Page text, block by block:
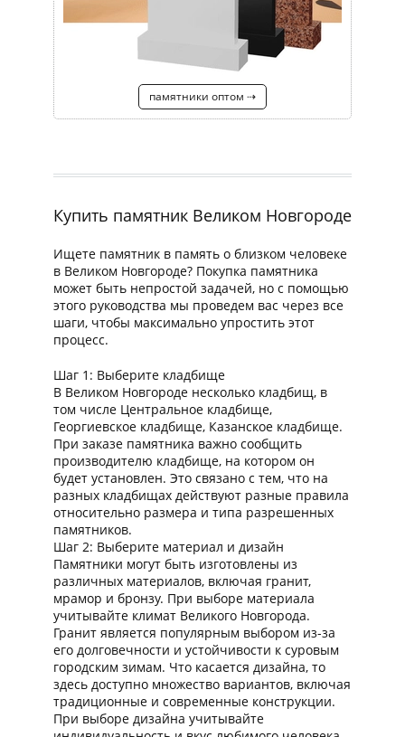
памятники оптом ⇢
Купить памятник Великом Новгороде
Ищете памятник в память о близком человеке
в Великом Новгороде? Покупка памятника
может быть непростой задачей, но с помощью
этого руководства мы проведем вас через все
шаги, чтобы максимально упростить этот
процесс.
Шаг 1: Выберите кладбище
В Великом Новгороде несколько кладбищ, в
том числе Центральное кладбище,
Георгиевское кладбище, Казанское кладбище.
При заказе памятника важно сообщить
производителю кладбище, на котором он
будет установлен. Это связано с тем, что на
разных кладбищах действуют разные правила
относительно размера и типа разрешенных
памятников.
Шаг 2: Выберите материал и дизайн
Памятники могут быть изготовлены из
различных материалов, включая гранит,
мрамор и бронзу. При выборе материала
учитывайте климат Великого Новгорода.
Гранит является популярным выбором из-за
его долговечности и устойчивости к суровым
городским зимам. Что касается дизайна, то
здесь доступно множество вариантов, включая
традиционные и современные конструкции.
При выборе дизайна учитывайте